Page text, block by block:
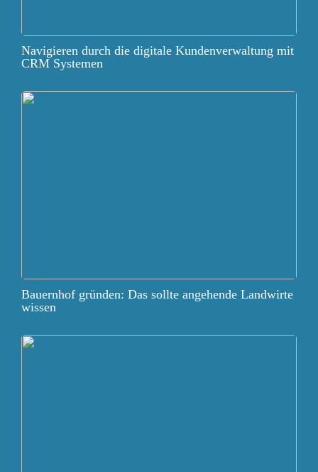
Navigieren durch die digitale Kundenverwaltung mit
CRM Systemen
Bauernhof gründen: Das sollte angehende Landwirte
wissen